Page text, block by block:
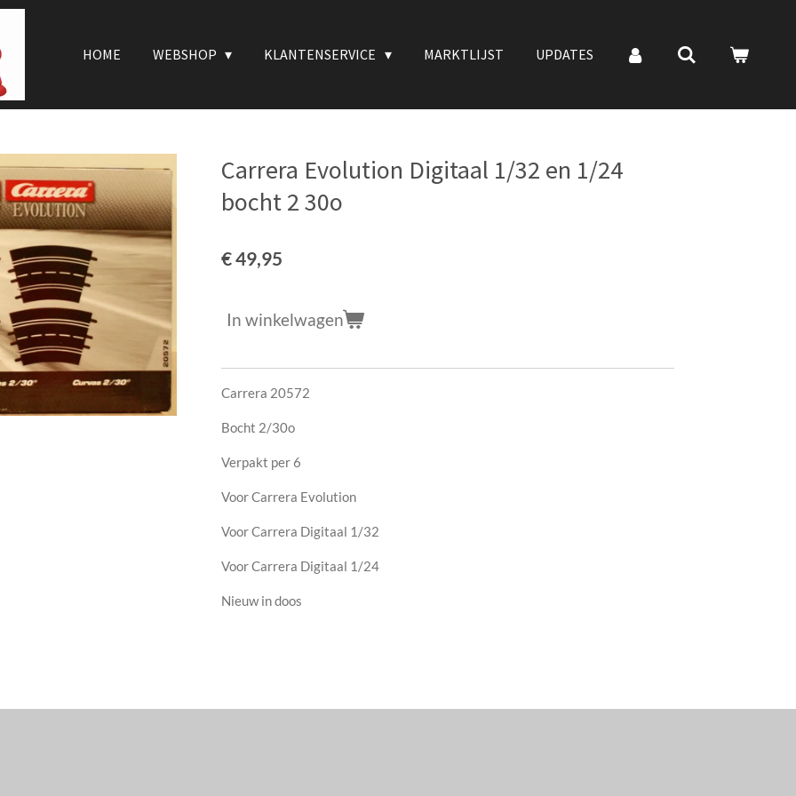
HOME WEBSHOP KLANTENSERVICE MARKTLIJST UPDATES
Carrera Evolution Digitaal 1/32 en 1/24
bocht 2 30o
€ 49,95
In winkelwagen
Carrera 20572
Bocht 2/30o
Verpakt per 6
Voor Carrera Evolution
Voor Carrera Digitaal 1/32
Voor Carrera Digitaal 1/24
Nieuw in doos